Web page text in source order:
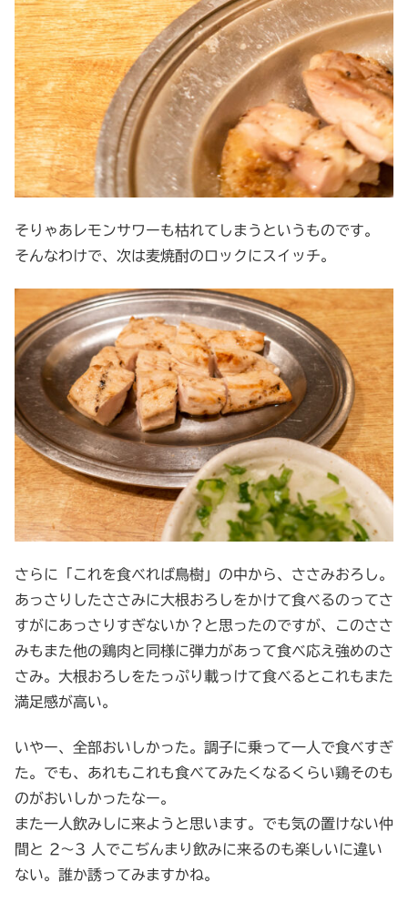
そりゃあレモンサワーも枯れてしまうというものです。
そんなわけで、次は麦焼酎のロックにスイッチ。
さらに「これを食べれば鳥樹」の中から、ささみおろし。
あっさりしたささみに大根おろしをかけて食べるのってさ
すがにあっさりすぎないか？と思ったのですが、このささ
みもまた他の鶏肉と同様に弾力があって食べ応え強めのさ
さみ。大根おろしをたっぷり載っけて食べるとこれもまた
満足感が高い。
いやー、全部おいしかった。調子に乗って一人で食べすぎ
た。でも、あれもこれも食べてみたくなるくらい鶏そのも
のがおいしかったなー。
また一人飲みしに来ようと思います。でも気の置けない仲
間と 2～3 人でこぢんまり飲みに来るのも楽しいに違い
ない。誰か誘ってみますかね。